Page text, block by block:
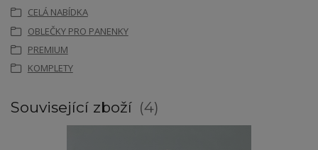
CELÁ NABÍDKA
OBLEČKY PRO PANENKY
PREMIUM
KOMPLETY
Související zboží 4